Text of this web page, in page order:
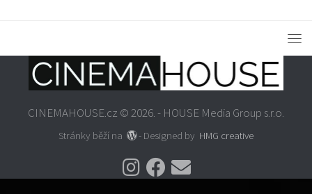
CINEMAHOUSE.cz © 2026. - HOUSE Media Group s.r.o.
Stránky běží na - Designed by HMG creative